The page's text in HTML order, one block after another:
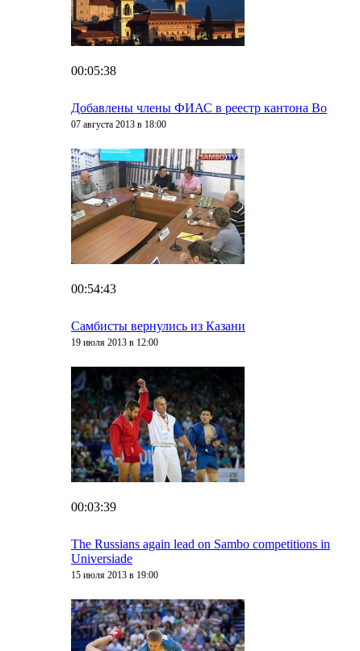
00:05:38
Добавлены члены ФИАС в реестр кантона Во
07 августа 2013 в 18:00
00:54:43
Самбисты вернулись из Казани
19 июля 2013 в 12:00
00:03:39
The Russians again lead on Sambo competitions in
Universiade
15 июля 2013 в 19:00